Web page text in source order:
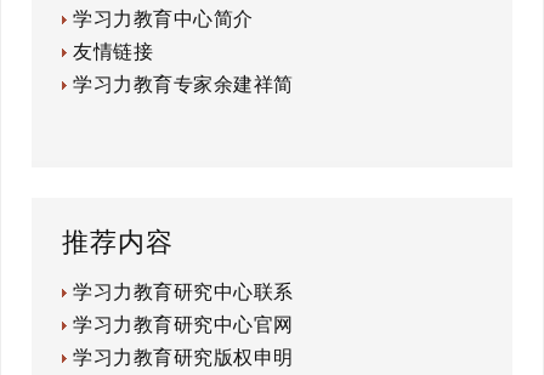
学习力教育中心简介
友情链接
学习力教育专家余建祥简
推荐内容
学习力教育研究中心联系
学习力教育研究中心官网
学习力教育研究版权申明